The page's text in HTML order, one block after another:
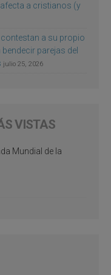
a cristianos (y
a su propio
parejas del
julio 25, 2026
VISTAS
Mundial de la